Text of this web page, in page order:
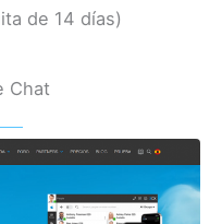
de 14 días)
Chat